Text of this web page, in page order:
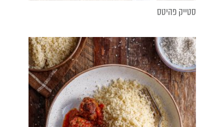
סטייק פהיטס